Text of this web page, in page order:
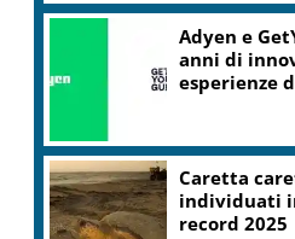
Adyen e
anni di
esperienze
Caretta
individuati
record 2025